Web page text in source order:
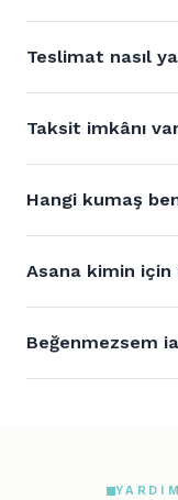
Teslimat nasıl
Taksit imkânı
Hangi kumaş
Asana kimin için
Beğenmezsem